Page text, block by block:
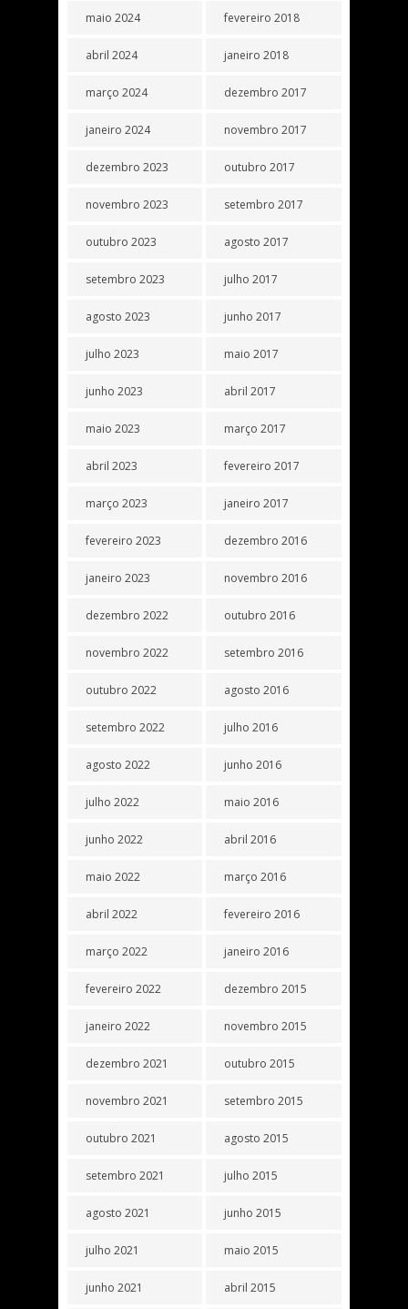
maio 2024
abril 2024
março 2024
janeiro 2024
dezembro 2023
novembro 2023
outubro 2023
setembro 2023
agosto 2023
julho 2023
junho 2023
maio 2023
abril 2023
março 2023
fevereiro 2023
janeiro 2023
dezembro 2022
novembro 2022
outubro 2022
setembro 2022
agosto 2022
julho 2022
junho 2022
maio 2022
abril 2022
março 2022
fevereiro 2022
janeiro 2022
dezembro 2021
novembro 2021
outubro 2021
setembro 2021
agosto 2021
julho 2021
junho 2021
fevereiro 2018
janeiro 2018
dezembro 2017
novembro 2017
outubro 2017
setembro 2017
agosto 2017
julho 2017
junho 2017
maio 2017
abril 2017
março 2017
fevereiro 2017
janeiro 2017
dezembro 2016
novembro 2016
outubro 2016
setembro 2016
agosto 2016
julho 2016
junho 2016
maio 2016
abril 2016
março 2016
fevereiro 2016
janeiro 2016
dezembro 2015
novembro 2015
outubro 2015
setembro 2015
agosto 2015
julho 2015
junho 2015
maio 2015
abril 2015